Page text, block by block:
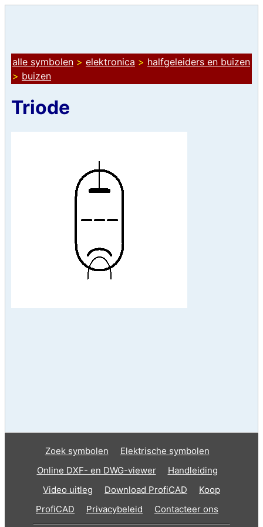
alle symbolen > elektronica > halfgeleiders en buizen
> buizen
Triode
Zoek symbolen
Elektrische symbolen
Online DXF- en DWG-viewer
Handleiding
Video uitleg
Download ProfiCAD
Koop
ProfiCAD
Privacybeleid Contacteer ons